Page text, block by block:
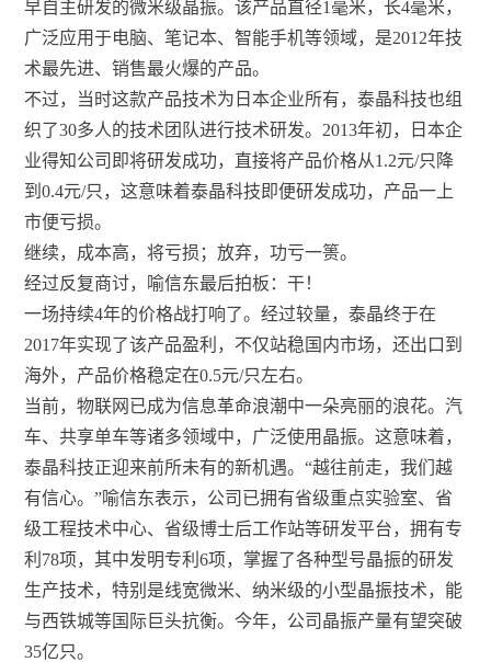
早自主研发的微米级晶振。该产品直径1毫米，长4毫米，
广泛应用于电脑、笔记本、智能手机等领域，是2012年技
术最先进、销售最火爆的产品。
不过，当时这款产品技术为日本企业所有，泰晶科技也组
织了30多人的技术团队进行技术研发。2013年初，日本企
业得知公司即将研发成功，直接将产品价格从1.2元/只降
到0.4元/只，这意味着泰晶科技即便研发成功，产品一上
市便亏损。
继续，成本高，将亏损；放弃，功亏一篑。
经过反复商讨，喻信东最后拍板：干！
一场持续4年的价格战打响了。经过较量，泰晶终于在
2017年实现了该产品盈利，不仅站稳国内市场，还出口到
海外，产品价格稳定在0.5元/只左右。
当前，物联网已成为信息革命浪潮中一朵亮丽的浪花。汽
车、共享单车等诸多领域中，广泛使用晶振。这意味着，
泰晶科技正迎来前所未有的新机遇。“越往前走，我们越
有信心。”喻信东表示，公司已拥有省级重点实验室、省
级工程技术中心、省级博士后工作站等研发平台，拥有专
利78项，其中发明专利6项，掌握了各种型号晶振的研发
生产技术，特别是线宽微米、纳米级的小型晶振技术，能
与西铁城等国际巨头抗衡。今年，公司晶振产量有望突破
35亿只。